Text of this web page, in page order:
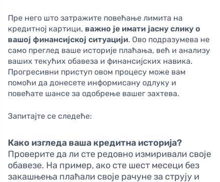
Пре него што затражите повећање лимита на
кредитној картици, важно је имати јасну слику о
вашој финансијској ситуацији. Ово подразумева не
само преглед ваше историје плаћања, већ и анализу
ваших текућих обавеза и финансијских навика.
Прогресивни приступ овом процесу може вам
помоћи да донесете информисану одлуку и
повећате шансе за одобрење вашег захтева.
Запитајте се следеће:
Како изгледа ваша кредитна историја?
Проверите да ли сте редовно измиривали своје
обавезе. На пример, ако сте шест месеци без
закашњења плаћали своје рачуне за струју и